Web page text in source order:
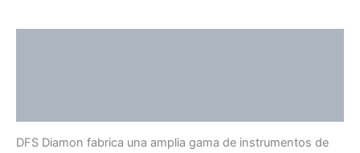
DFS Diamon fabrica una amplia gama de instrumentos de